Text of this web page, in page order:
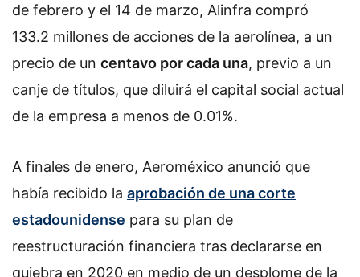
de febrero y el 14 de marzo, Alinfra compró
133.2 millones de acciones de la aerolínea, a un
precio de un centavo por cada una, previo a un
canje de títulos, que diluirá el capital social actual
de la empresa a menos de 0.01%.
A finales de enero, Aeroméxico anunció que
había recibido la aprobación de una corte
estadounidense para su plan de
reestructuración financiera tras declararse en
quiebra en 2020 en medio de un desplome de la